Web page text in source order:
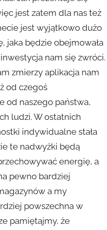
jest zatem dla nas też
jest wyjątkowo dużo
jaka będzie obejmowała
nam się zwróci.
zmierzy aplikacja nam
od czegoś
od naszego państwa,
ludzi. W ostatnich
indywidualne stała
te nadwyżki będą
energię, a
pewno bardziej
a my
powszechna w
pamiętajmy, że